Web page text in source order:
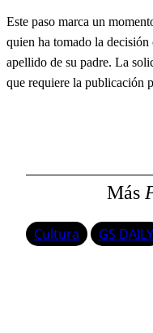
Este paso marca un
quien ha tomado la
apellido de su padre. La
que requiere la publicación
Más
Cultura GS DAILY